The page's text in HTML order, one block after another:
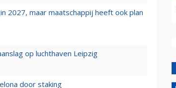
2027, maar maatschappij heeft ook plan
op luchthaven Leipzig
door staking